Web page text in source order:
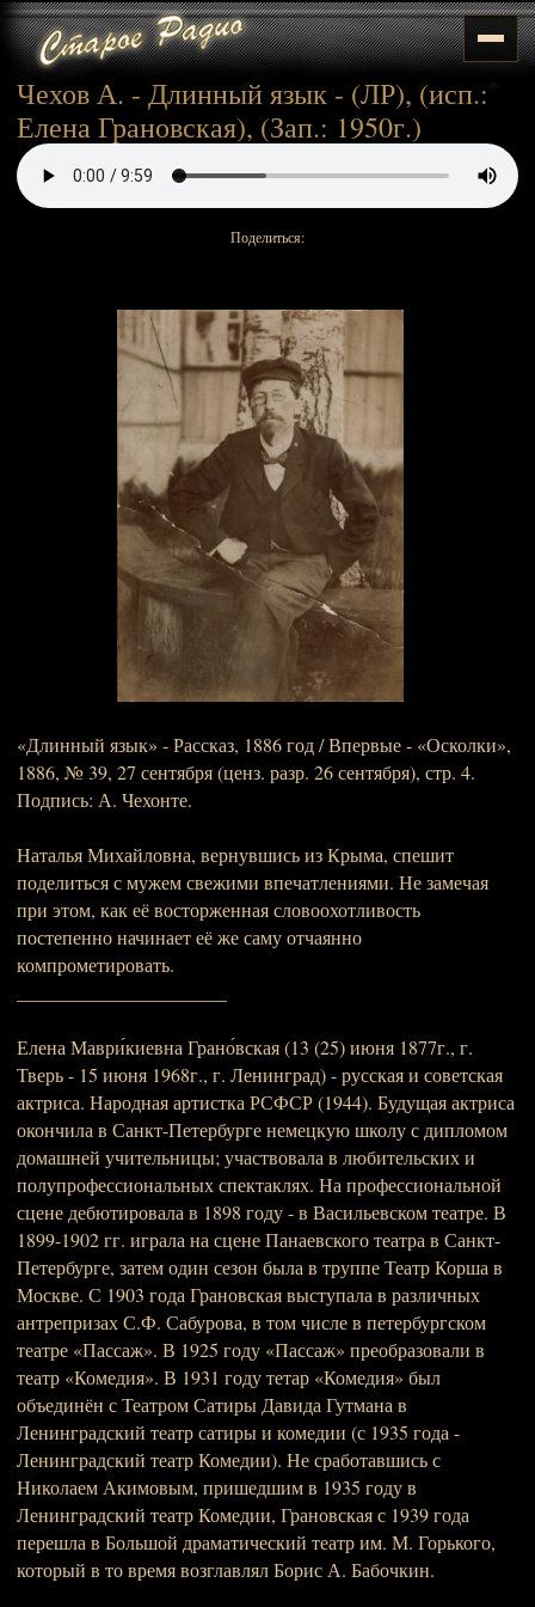
Чехов А. - Длинный язык - (ЛР), (исп.:
Елена Грановская), (Зап.: 1950г.)
Поделиться:
«Длинный язык» - Рассказ, 1886 год / Впервые - «Осколки»,
1886, № 39, 27 сентября (ценз. разр. 26 сентября), стр. 4.
Подпись: А. Чехонте.
Наталья Михайловна, вернувшись из Крыма, спешит
поделиться с мужем свежими впечатлениями. Не замечая
при этом, как её восторженная словоохотливость
постепенно начинает её же саму отчаянно
компрометировать.
Елена Маври́киевна Грано́вская (13 (25) июня 1877г., г.
Тверь - 15 июня 1968г., г. Ленинград) - русская и советская
актриса. Народная артистка РСФСР (1944). Будущая актриса
окончила в Санкт-Петербурге немецкую школу с дипломом
домашней учительницы; участвовала в любительских и
полупрофессиональных спектаклях. На профессиональной
сцене дебютировала в 1898 году - в Васильевском театре. В
1899-1902 гг. играла на сцене Панаевского театра в Санкт-
Петербурге, затем один сезон была в труппе Театр Корша в
Москве. С 1903 года Грановская выступала в различных
антрепризах С.Ф. Сабурова, в том числе в петербургском
театре «Пассаж». В 1925 году «Пассаж» преобразовали в
театр «Комедия». В 1931 году тетар «Комедия» был
объединён с Театром Сатиры Давида Гутмана в
Ленинградский театр сатиры и комедии (с 1935 года -
Ленинградский театр Комедии). Не сработавшись с
Николаем Акимовым, пришедшим в 1935 году в
Ленинградский театр Комедии, Грановская с 1939 года
перешла в Большой драматический театр им. М. Горького,
который в то время возглавлял Борис А. Бабочкин.